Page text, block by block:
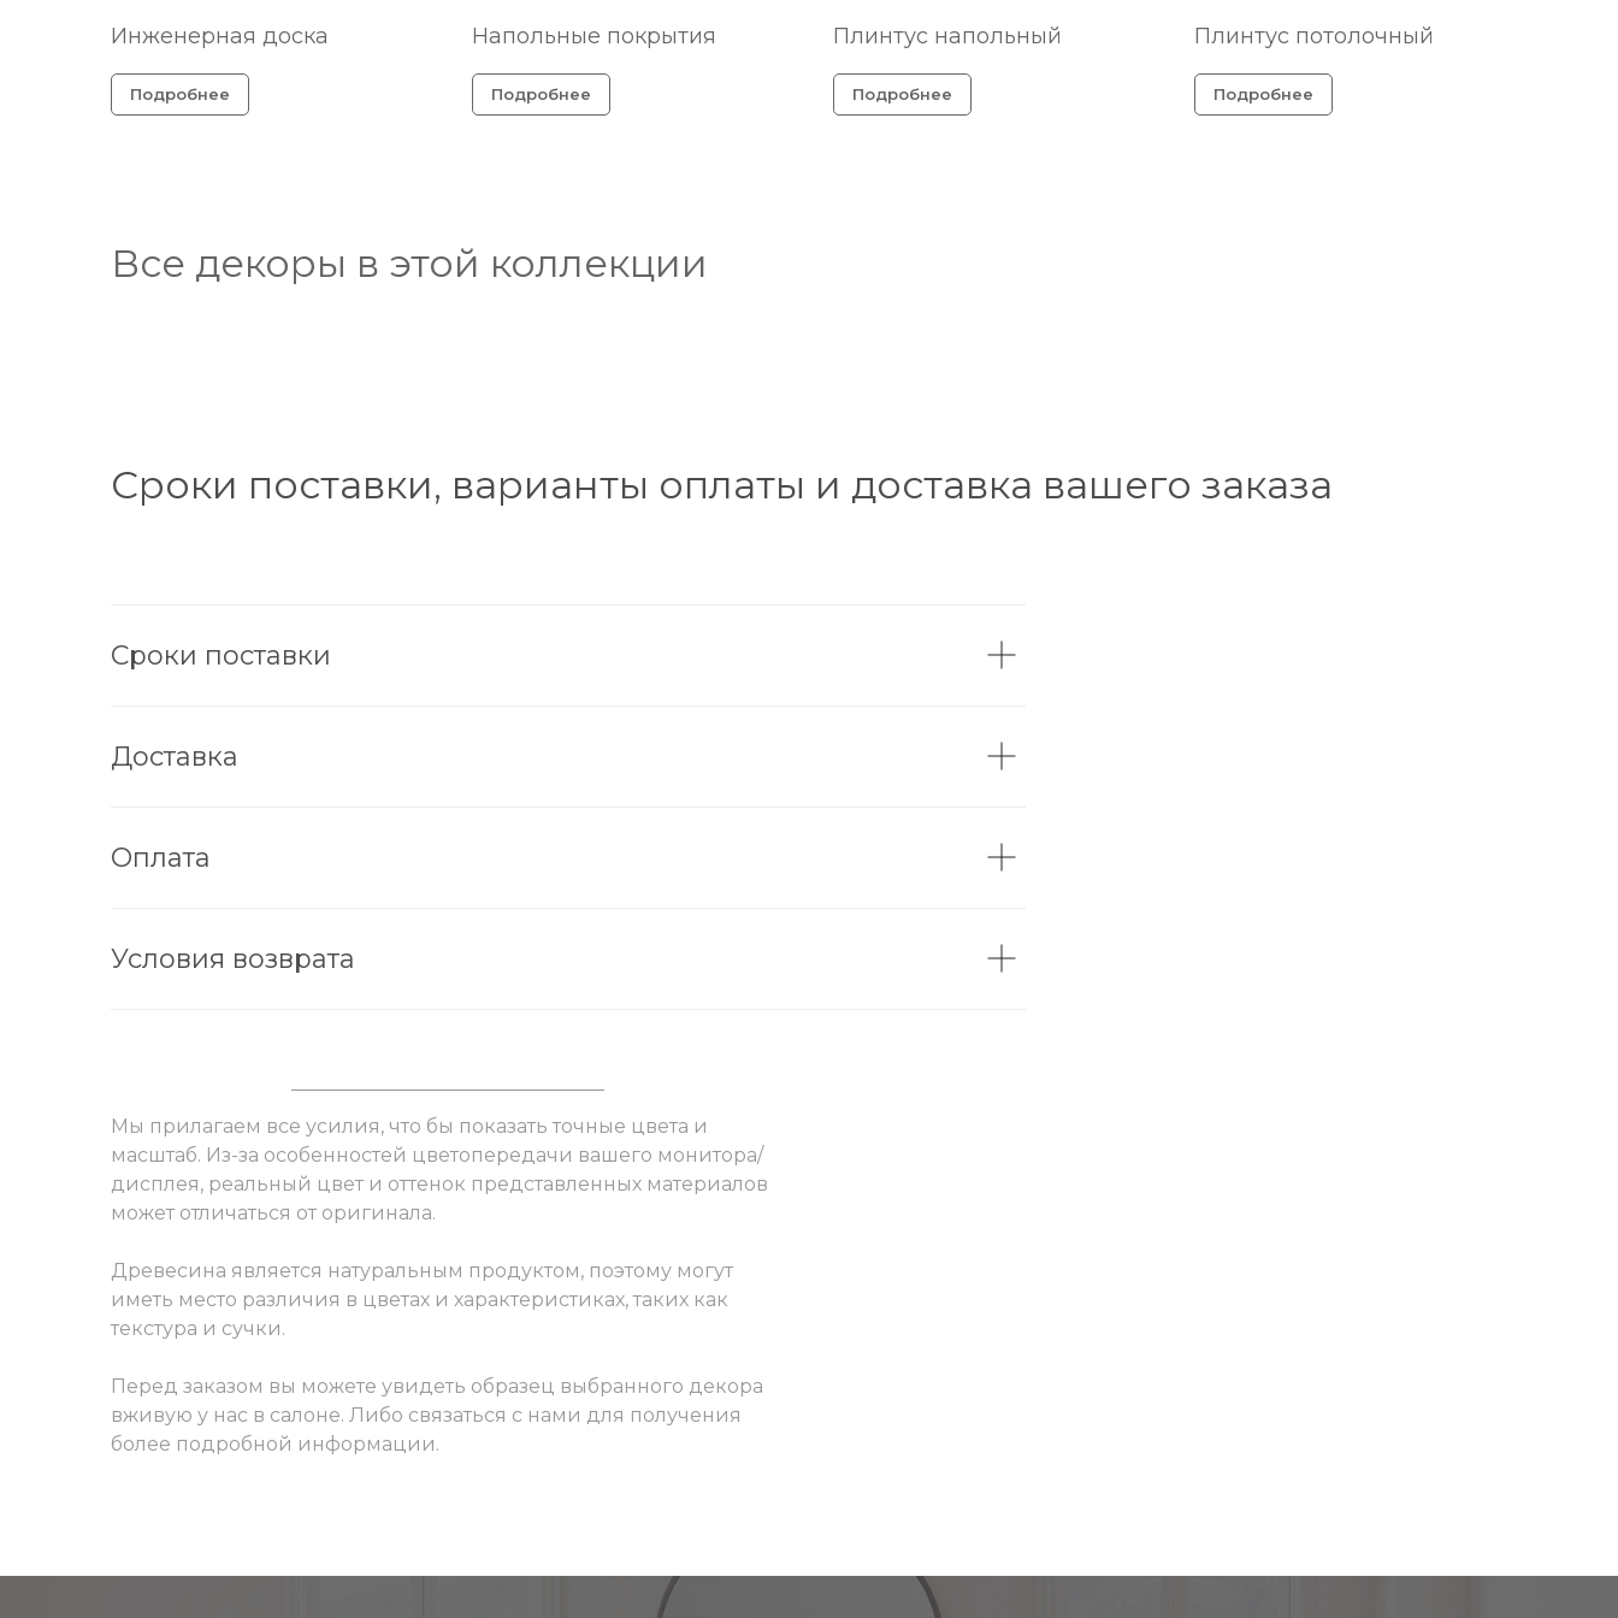
Инженерная доска
Подробнее
Напольные покрытия
Подробнее
Плинтус напольный
Подробнее
Плинтус потолочный
Подробнее
Все декоры в этой коллекции
Сроки поставки, варианты оплаты и доставка вашего заказа
Сроки поставки
Доставка
Оплата
Условия возврата
Мы прилагаем все усилия, что бы показать точные цвета и
масштаб. Из-за особенностей цветопередачи вашего монитора/
дисплея, реальный цвет и оттенок представленных материалов
может отличаться от оригинала.
Древесина является натуральным продуктом, поэтому могут
иметь место различия в цветах и характеристиках, таких как
текстура и сучки.
Перед заказом вы можете увидеть образец выбранного декора
вживую у нас в салоне. Либо связаться с нами для получения
более подробной информации.